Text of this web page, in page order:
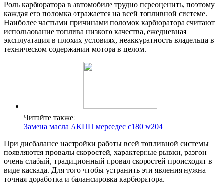
Роль карбюратора в автомобиле трудно переоценить, поэтому
каждая его поломка отражается на всей топливной системе.
Наиболее частыми причинами поломок карбюратора считают
использование топлива низкого качества, ежедневная
эксплуатация в плохих условиях, неаккуратность владельца в
техническом содержании мотора в целом.
Читайте также:
Замена масла АКПП мерседес с180 w204
При дисбалансе настройки работы всей топливной системы
появляются провалы скоростей, характерные рывки, разгон
очень слабый, традиционный провал скоростей происходят в
виде каскада. Для того чтобы устранить эти явления нужна
точная доработка и балансировка карбюратора.